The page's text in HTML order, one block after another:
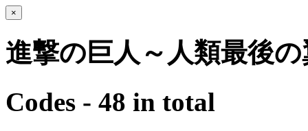
×
進撃の巨人～人類最後
Codes - 48 in total